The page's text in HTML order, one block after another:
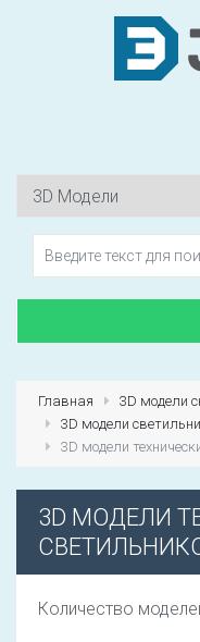
Главная 3D модели
3D модели
3D модели
3D МОДЕЛИ
Количество